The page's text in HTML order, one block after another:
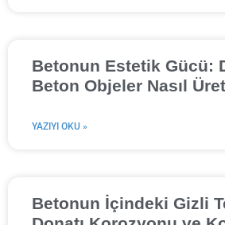
Betonun Estetik Gücü:
Beton Objeler Nasıl
YAZIYI OKU »
Betonun İçindeki Gizli